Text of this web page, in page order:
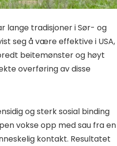
lange tradisjoner i Sør- og
seg å være effektive i USA,
beitemønster og høyt
overføring av disse
og sterk sosial binding
vokse opp med sau fra en
kontakt. Resultatet